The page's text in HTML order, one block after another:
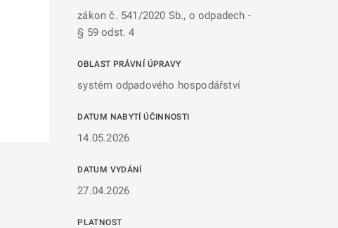
zákon č. 541/2020 Sb., o odpadech -
§ 59 odst. 4
OBLAST PRÁVNÍ ÚPRAVY
systém odpadového hospodářství
DATUM NABYTÍ ÚČINNOSTI
14.05.2026
DATUM VYDÁNÍ
27.04.2026
PLATNOST